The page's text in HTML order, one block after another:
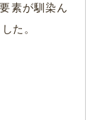
素が馴染ん
た。